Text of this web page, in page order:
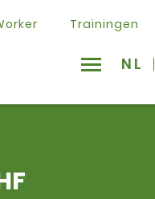
Trainingen
NL